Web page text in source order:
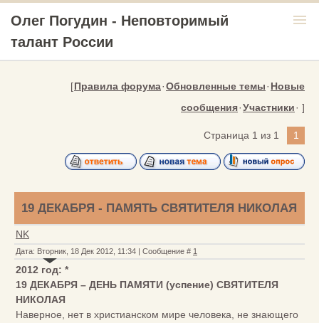
Олег Погудин - Неповторимый
талант России
menu
[Правила форума·Обновленные темы·Новые
сообщения·Участники· ]
Страница 1 из 1 1
19 ДЕКАБРЯ - ПАМЯТЬ СВЯТИТЕЛЯ НИКОЛАЯ
NK
Дата: Вторник, 18 Дек 2012, 11:34 | Сообщение # 1
2012 год: *
19 ДЕКАБРЯ – ДЕНЬ ПАМЯТИ (успение) СВЯТИТЕЛЯ
НИКОЛАЯ
Наверное, нет в христианском мире человека, не знающего